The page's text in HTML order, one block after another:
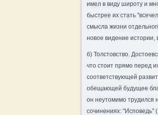
имел в виду широту и
быстрее их стать
смысла жизни
новое видение
б) Толстовство.
что стоит прямо перед
соответствующей
обещающей будущее
он неутомимо трудился
сочинениях: "Исповедь"